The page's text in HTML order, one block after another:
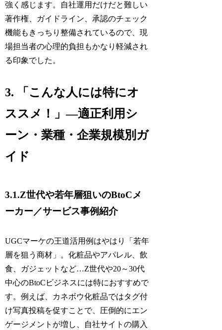
強く感じます。自社運用だけだと難しい
著作権、ガイドライン、承認のチェック
機能もきっちり整備されているので、現
場担当者の心理的負担もかなり軽減され
る印象でした。
3. 「こんな人には特にオ
ススメ！」—適正利用シ
ーン・業種・企業規模別ガ
イド
3.1.Z世代や若年層狙いのBtoCメ
ーカー／サービス事例紹介
UGCマーケの王道活用例はやはり「若年
層を狙う商材」。化粧品やアパレル、飲
食、ガジェットなど…Z世代や20～30代
中心のBtoCビジネスには特におすすめで
す。例えば、カネボウ化粧品ではタグ付
け写真投稿を促すことで、圧倒的にエン
ゲージメントが増し、自社サイトの購入